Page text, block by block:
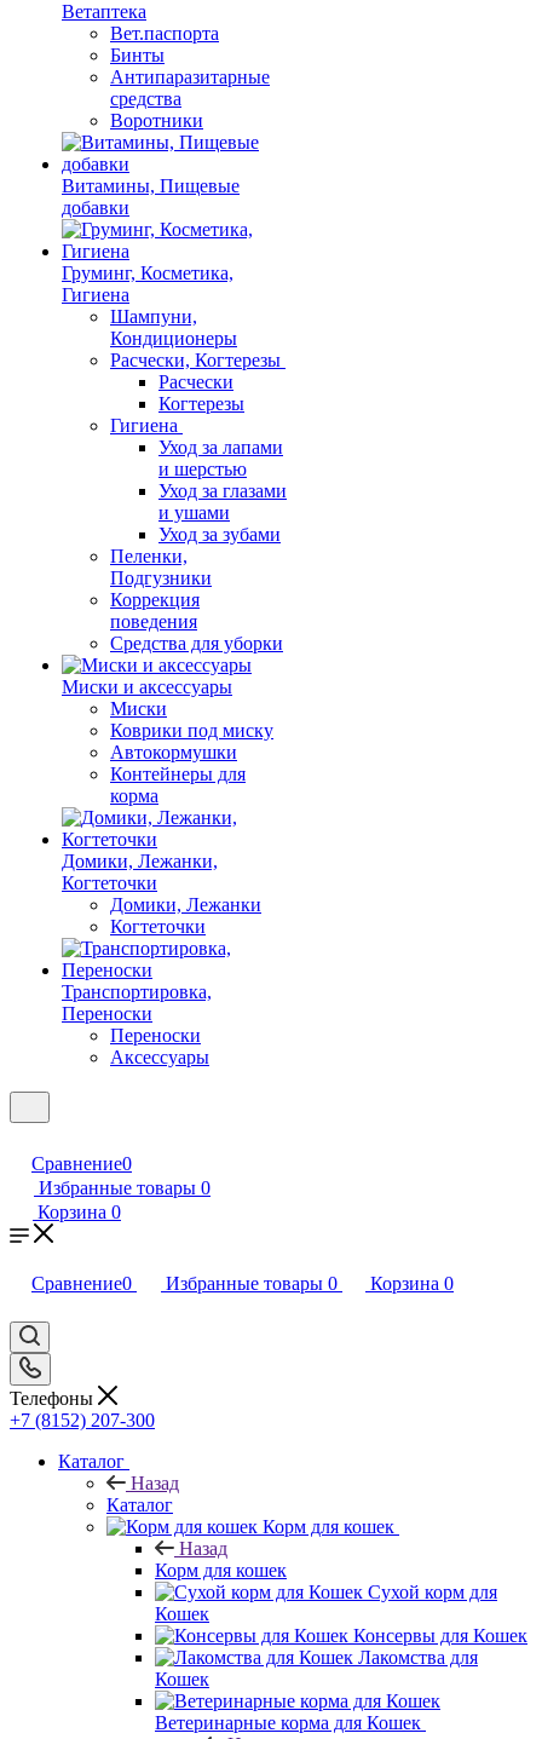
Ветаптека
Вет.паспорта
Бинты
Антипаразитарные
средства
Воротники
Витамины, Пищевые
добавки
Груминг, Косметика,
Гигиена
Шампуни,
Кондиционеры
Расчески, Когтерезы
Расчески
Когтерезы
Гигиена
Уход за лапами
и шерстью
Уход за глазами
и ушами
Уход за зубами
Пеленки,
Подгузники
Коррекция
поведения
Средства для уборки
Миски и аксессуары
Миски
Коврики под миску
Автокормушки
Контейнеры для
корма
Домики, Лежанки,
Когтеточки
Домики, Лежанки
Когтеточки
Транспортировка,
Переноски
Переноски
Аксессуары
Сравнение0
Избранные товары 0
Корзина 0
Сравнение0 Избранные товары 0 Корзина 0
Телефоны
+7 (8152) 207-300
Каталог
Назад
Каталог
Корм для кошек
Назад
Корм для кошек
Сухой корм для
Кошек
Консервы для Кошек
Лакомства для
Кошек
Ветеринарные корма для Кошек